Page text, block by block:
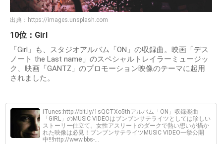
出典： https://images.unsplash.com
10位：Girl
「Girl」も、スタジオアルバム「ON」の収録曲。映画「デス
ノート the Last name」のスペシャルトレイラーミュージッ
ク、映画「GANTZ」のプロモーション映像のテーマに起用
されました。
iTunes:http://bit.ly/1sQCTXo5thアルバム「ON」収録楽曲
「GIRL」のMUSIC VIDEOはブンブンサテライツとしては珍しい
ストーリー仕立て。女性アスリートのダークで熱い想いが描か
れた映像は必見！ブンブンサテライツMUSIC VIDEO一挙公開
中!!!http://www.bbs-...